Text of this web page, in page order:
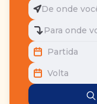
De onde
Para onde
Partida
Volta